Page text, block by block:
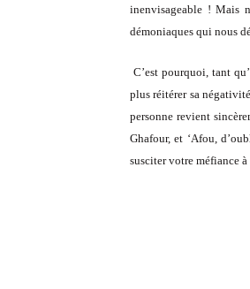
inenvisageable ! Mais
démoniaques qui nous
C’est pourquoi, tant
plus réitérer sa
personne revient
Ghafour, et ‘Afou,
susciter votre méfiance à